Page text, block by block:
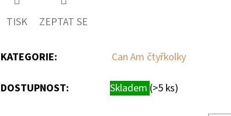
0,0
5
TISK ZEPTAT SE
KATEGORIE: Can Am čtyřkolky
DOSTUPNOST: Skladem (>5 ks)